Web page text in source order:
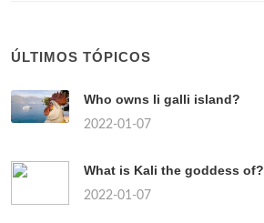
ÚLTIMOS TÓPICOS
Who owns li galli island?
2022-01-07
What is Kali the goddess of?
2022-01-07